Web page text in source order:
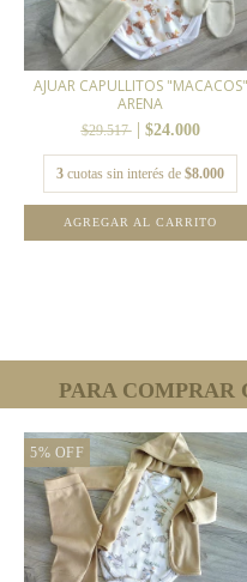
AJUAR CAPULLITOS "MACACOS"
ARENA
$29.517 $24.000
3 cuotas sin interés de $8.000
AGREGAR AL CARRITO
PARA COMPRAR
5% OFF